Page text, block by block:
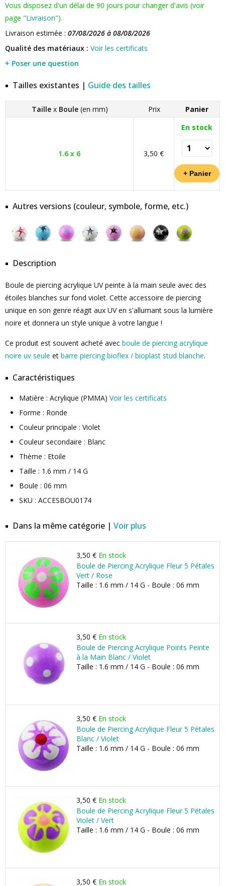
Vous disposez d'un délai de 90 jours pour changer d'avis (voir
page "Livraison").
Livraison estimée : 07/08/2026 à 08/08/2026
Qualité des matériaux : Voir les certificats
+ Poser une question
Tailles existantes | Guide des tailles
Taille x Boule (en mm) Prix Panier
1.6 x 6 3,50 €
En stock
Autres versions (couleur, symbole, forme, etc.)
Description
Boule de piercing acrylique UV peinte à la main seule avec des
étoiles blanches sur fond violet. Cette accessoire de piercing
unique en son genre réagit aux UV en s'allumant sous la lumière
noire et donnera un style unique à votre langue !
Ce produit est souvent acheté avec boule de piercing acrylique
noire uv seule et barre piercing bioflex / bioplast stud blanche.
Caractéristiques
Matière : Acrylique (PMMA) Voir les certificats
Forme : Ronde
Couleur principale : Violet
Couleur secondaire : Blanc
Thème : Etoile
Taille : 1.6 mm / 14 G
Boule : 06 mm
SKU : ACCESBOU0174
Dans la même catégorie | Voir plus
3,50 € En stock
Boule de Piercing Acrylique Fleur 5 Pétales
Vert / Rose
Taille : 1.6 mm / 14 G - Boule : 06 mm
3,50 € En stock
Boule de Piercing Acrylique Points Peinte
à la Main Blanc / Violet
Taille : 1.6 mm / 14 G - Boule : 06 mm
3,50 € En stock
Boule de Piercing Acrylique Fleur 5 Pétales
Blanc / Violet
Taille : 1.6 mm / 14 G - Boule : 06 mm
3,50 € En stock
Boule de Piercing Acrylique Fleur 5 Pétales
Violet / Vert
Taille : 1.6 mm / 14 G - Boule : 06 mm
3,50 € En stock